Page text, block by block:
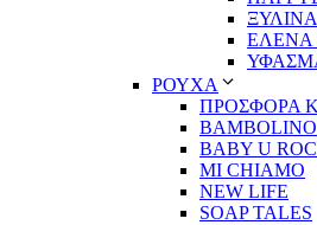
ΞΥΛΙΝΑ
ΡΟΥΧΑ
ΠΡΟΣΦΟΡΑ
BAMBOLINO
BABY U
MI CHIAMO
NEW LIFE
SOAP TALES